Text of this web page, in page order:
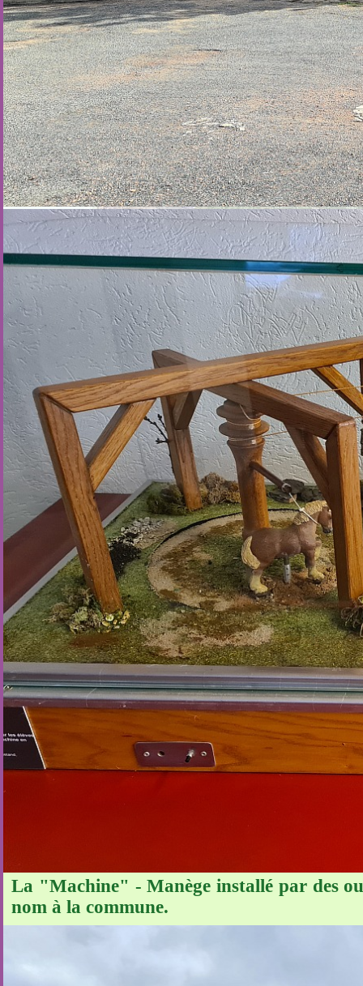
La "Machine" - Manège installé par des
nom à la commune.